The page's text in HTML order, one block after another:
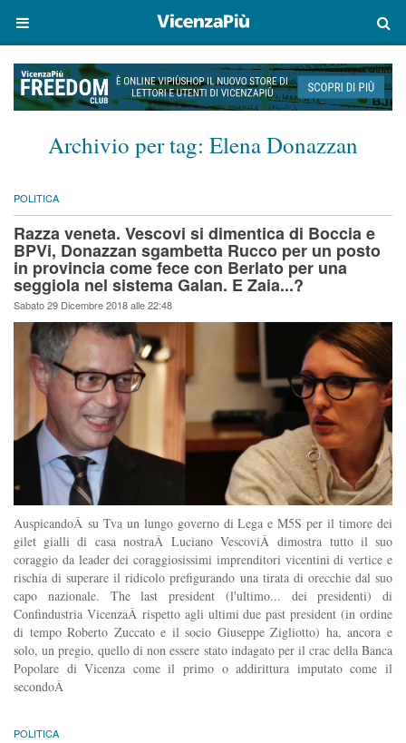
Archivio per tag: Elena Donazzan
POLITICA
Razza veneta. Vescovi si dimentica di Boccia e
BPVi, Donazzan sgambetta Rucco per un posto
in provincia come fece con Berlato per una
seggiola nel sistema Galan. E Zaia...?
Sabato 29 Dicembre 2018 alle 22:48
AuspicandoÂ su Tva un lungo governo di Lega e M5S per il timore dei
gilet gialli di casa nostraÂ Luciano VescoviÂ dimostra tutto il suo
coraggio da leader dei coraggiosissimi imprenditori vicentini di vertice e
rischia di superare il ridicolo prefigurando una tirata di orecchie dal suo
capo nazionale. The last president (l'ultimo... dei presidenti) di
Confindustria VicenzaÂ rispetto agli ultimi due past president (in ordine
di tempo Roberto Zuccato e il socio Giuseppe Zigliotto) ha, ancora e
solo, un pregio, quello di non essere stato indagato per il crac della Banca
Popolare di Vicenza come il primo o addirittura imputato come il
secondoÂ
POLITICA